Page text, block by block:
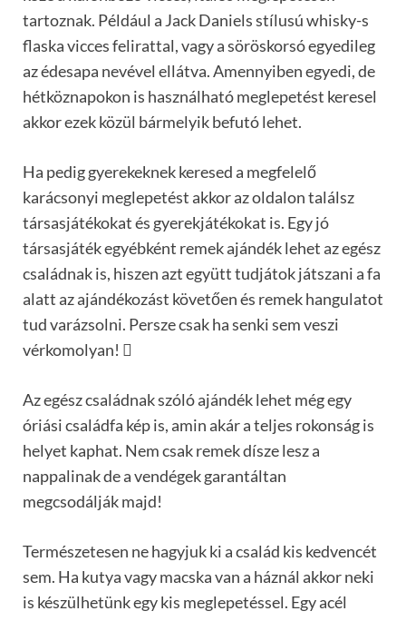
tartoznak. Például a Jack Daniels stílusú whisky-s
flaska vicces felirattal, vagy a söröskorsó egyedileg
az édesapa nevével ellátva. Amennyiben egyedi, de
hétköznapokon is használható meglepetést keresel
akkor ezek közül bármelyik befutó lehet.
Ha pedig gyerekeknek keresed a megfelelő
karácsonyi meglepetést akkor az oldalon találsz
társasjátékokat és gyerekjátékokat is. Egy jó
társasjáték egyébként remek ajándék lehet az egész
családnak is, hiszen azt együtt tudjátok játszani a fa
alatt az ajándékozást követően és remek hangulatot
tud varázsolni. Persze csak ha senki sem veszi
vérkomolyan! 
Az egész családnak szóló ajándék lehet még egy
óriási családfa kép is, amin akár a teljes rokonság is
helyet kaphat. Nem csak remek dísze lesz a
nappalinak de a vendégek garantáltan
megcsodálják majd!
Természetesen ne hagyjuk ki a család kis kedvencét
sem. Ha kutya vagy macska van a háznál akkor neki
is készülhetünk egy kis meglepetéssel. Egy acél